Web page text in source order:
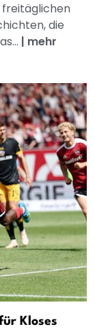
freitäglichen
die
| mehr
Kloses